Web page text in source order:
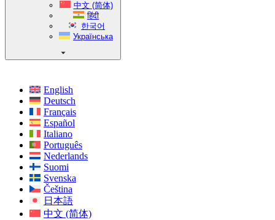
中文 (简体)
हिंदी
한국어
Українська
English
Deutsch
Français
Español
Italiano
Português
Nederlands
Suomi
Svenska
Čeština
日本語
中文 (简体)